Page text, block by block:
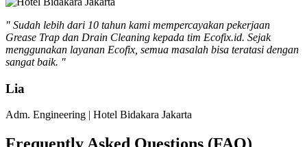
" Sudah lebih dari 10 tahun kami mempercayakan pekerjaan
Grease Trap dan Drain Cleaning kepada tim Ecofix.id. Sejak
menggunakan layanan Ecofix, semua masalah bisa teratasi dengan
sangat baik. "
Lia
Adm. Engineering | Hotel Bidakara Jakarta